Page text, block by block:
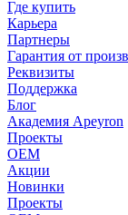
Где купить
Карьера
Партнеры
Гарантия от
Реквизиты
Поддержка
Блог
Академия Apeyron
Проекты
ОЕМ
Акции
Новинки
Проекты